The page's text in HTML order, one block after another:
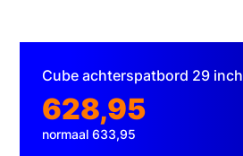
Cube achterspatbord 29 inch
628,95
normaal 633,95